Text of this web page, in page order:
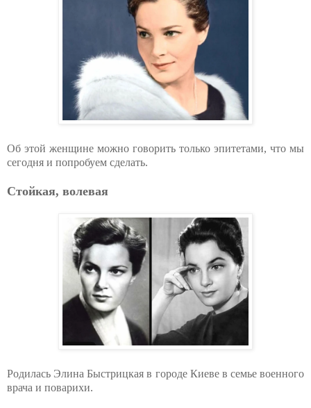
Об этой женщине можно говорить только эпитетами, что мы
сегодня и попробуем сделать.
Стойкая, волевая
Родилась Элина Быстрицкая в городе Киеве в семье военного
врача и поварихи.